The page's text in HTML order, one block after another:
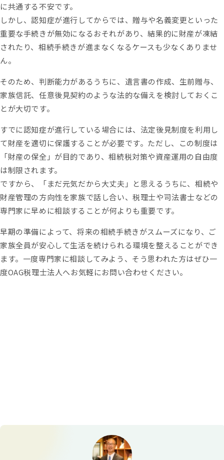
に共通する不安です。
しかし、認知症が進行してからでは、贈与や名義変更といった
重要な手続きが無効になるおそれがあり、結果的に財産が凍結
されたり、相続手続きが進まなくなるケースも少なくありませ
ん。
そのため、判断能力があるうちに、遺言書の作成、生前贈与、
家族信託、任意後見契約のような法的な備えを検討しておくこ
とが大切です。
すでに認知症が進行している場合には、法定後見制度を利用し
て財産を適切に保護することが必要です。ただし、この制度は
「財産の保全」が目的であり、相続税対策や資産運用の自由度
は制限されます。
ですから、「まだ元気だから大丈夫」と思えるうちに、相続や
財産管理の方向性を家族で話し合い、税理士や司法書士などの
専門家に早めに相談することが何よりも重要です。
早期の準備によって、将来の相続手続きがスムーズになり、ご
家族全員が安心して生活を続けられる環境を整えることができ
ます。一度専門家に相談してみよう、そう思われた方はぜひ一
度OAG税理士法人へお気軽にお問い合わせください。